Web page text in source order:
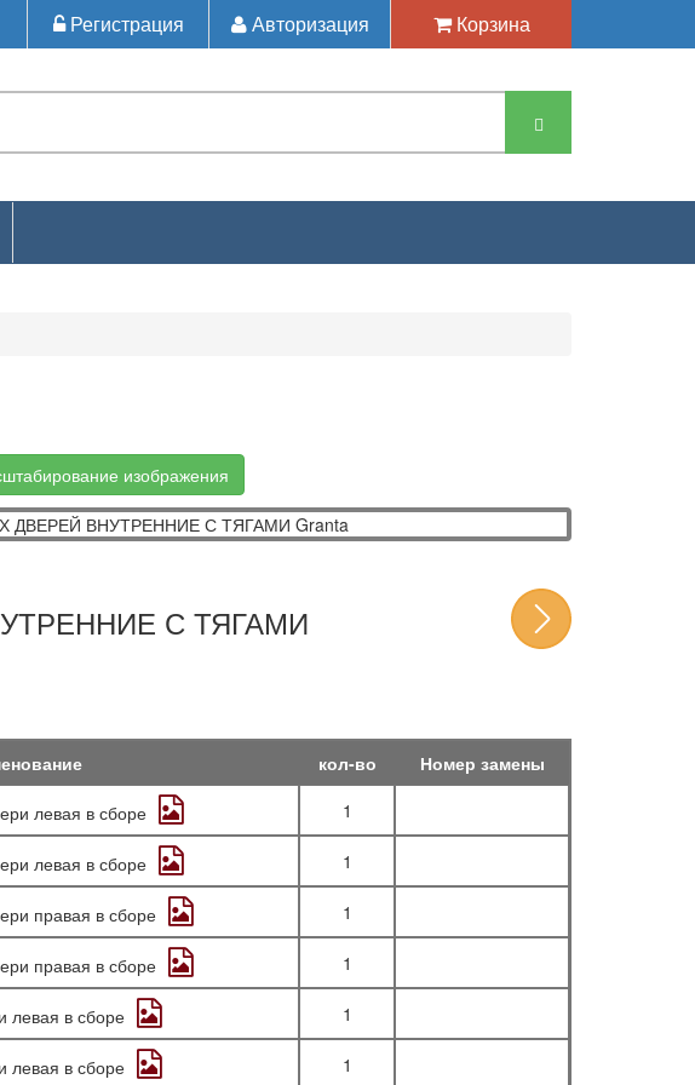
Регистрация Авторизация Корзина
504010. РУЧКИ ПЕРЕДНИХ ДВЕРЕЙ ВНУТРЕННИЕ С ТЯГАМИ
изображения
С ТЯГАМИ
кол-во
Номер замены
левая в сборе 1
левая в сборе 1
правая в сборе 1
правая в сборе 1
левая в сборе 1
левая в сборе 1